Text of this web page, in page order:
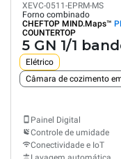
XEVC-0511-EPRM-MS
Forno combinado
CHEFTOP MIND.Maps™
COUNTERTOP
5 GN 1/1
Elétrico
Câmara de cozimento
Painel Digital
Controle de umidade
Conectividade e IoT